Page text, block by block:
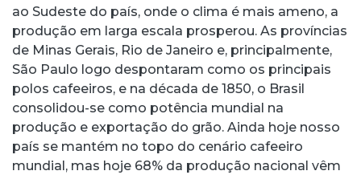
ao Sudeste do país, onde o clima é mais ameno, a
produção em larga escala prosperou. As províncias
de Minas Gerais, Rio de Janeiro e, principalmente,
São Paulo logo despontaram como os principais
polos cafeeiros, e na década de 1850, o Brasil
consolidou-se como potência mundial na
produção e exportação do grão. Ainda hoje nosso
país se mantém no topo do cenário cafeeiro
mundial, mas hoje 68% da produção nacional vêm